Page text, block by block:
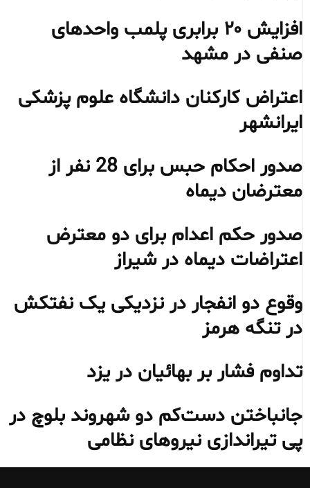
افزایش ۲۰ برابری پلمب واحدهای
صنفی در مشهد
اعتراض کارکنان دانشگاه علوم پزشکی
ایرانشهر
صدور احکام حبس برای 28 نفر از
معترضان دیماه
صدور حکم اعدام برای دو معترض
اعتراضات دیماه در شیراز
وقوع دو انفجار در نزدیکی یک نفتکش
در تنگه هرمز
تداوم فشار بر بهائیان در یزد
جانباختن دست‌کم دو شهروند بلوچ در
پی تیراندازی نیروهای نظامی